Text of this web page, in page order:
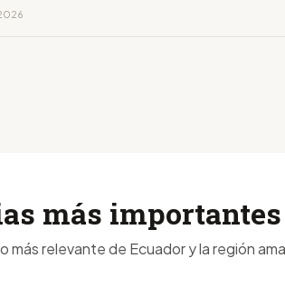
más
más relevante de Ecuador y la región